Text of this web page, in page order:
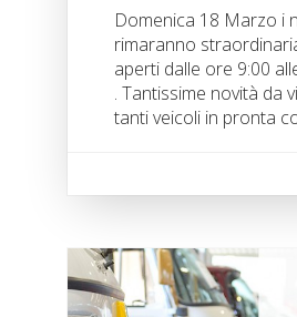
Domenica 18 Marzo i
rimaranno
aperti dalle ore 9:00
. Tantissime novità da
tanti veicoli in pronta